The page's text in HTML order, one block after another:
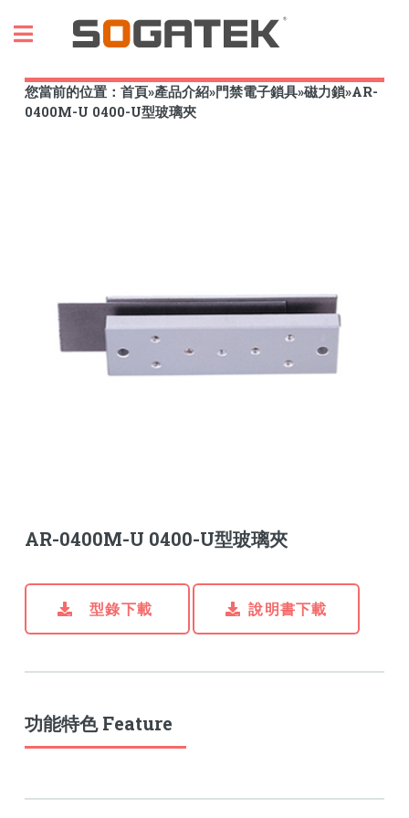
您當前的位置： 首頁»產品介紹»門禁電子鎖具»磁力鎖»AR-
0400M-U 0400-U型玻璃夾
AR-0400M-U 0400-U型玻璃夾
型錄下載 說明書下載
功能特色 Feature
Toggle